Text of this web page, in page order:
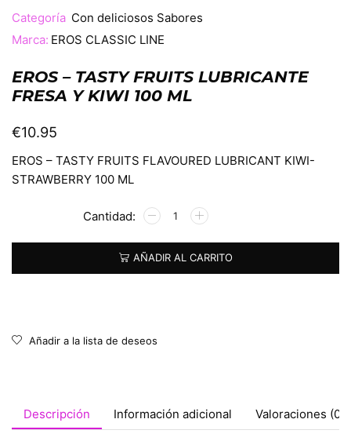
Categoría Con deliciosos Sabores
Marca: EROS CLASSIC LINE
EROS – TASTY FRUITS LUBRICANTE
FRESA Y KIWI 100 ML
€10.95
EROS – TASTY FRUITS FLAVOURED LUBRICANT KIWI-
STRAWBERRY 100 ML
AÑADIR AL CARRITO
Alternative:
Añadir a la lista de deseos
Descripción Información adicional Valoraciones (0)